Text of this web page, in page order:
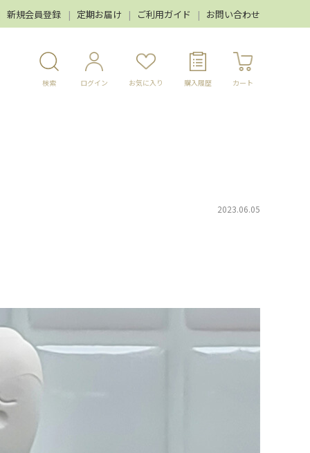
新規会員登録 定期お届け ご利用ガイド お問い合わせ
検索 ログイン お気に入り 購入履歴 カート
2023.06.05